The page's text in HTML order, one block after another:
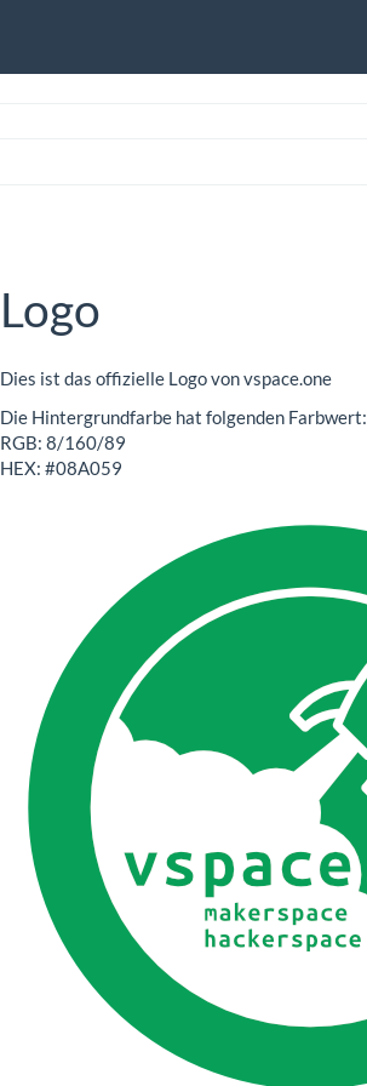
Logo
Dies ist das offizielle Logo von vspace.one
Die Hintergrundfarbe hat folgenden Farbwert:
RGB: 8/160/89
HEX: #08A059